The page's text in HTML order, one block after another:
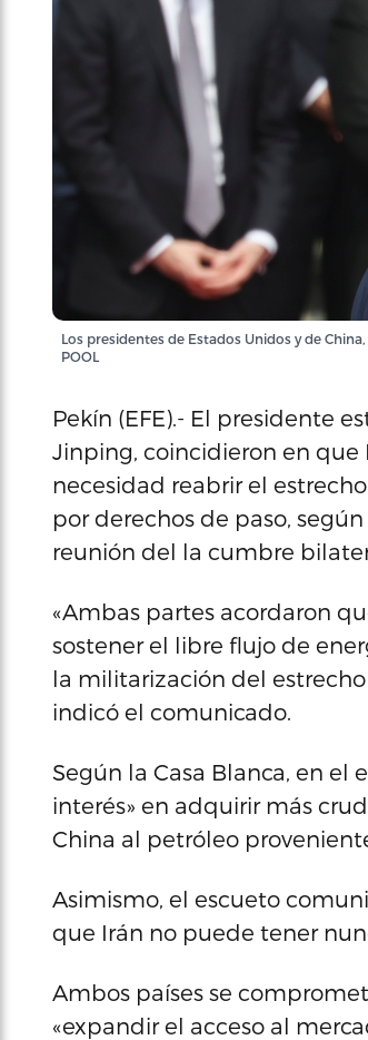
Los presidentes de Estados Unidos y de
POOL
Pekín (EFE).- El presidente
Jinping, coincidieron en que
necesidad reabrir el
por derechos de paso,
reunión del la cumbre
«Ambas partes acordaron
sostener el libre flujo de
la militarización del
indicó el comunicado.
Según la Casa Blanca, en el
interés» en adquirir más
China al petróleo
Asimismo, el escueto
que Irán no puede tener
Ambos países se
«expandir el acceso al